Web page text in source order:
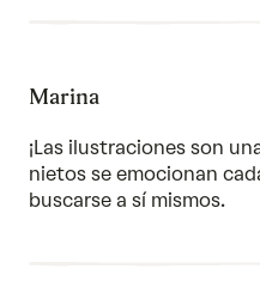
Marina
¡Las ilustraciones son
nietos se emocionan
buscarse a sí mismos.